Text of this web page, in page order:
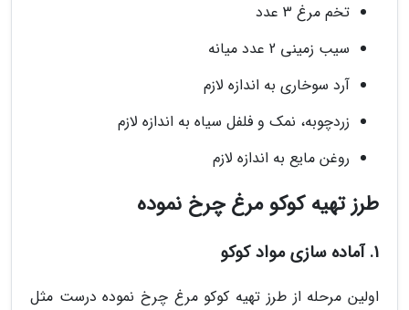
تخم مرغ 3 عدد
سیب زمینی 2 عدد میانه
آرد سوخاری به اندازه لازم
زردچوبه، نمک و فلفل سیاه به اندازه لازم
روغن مایع به اندازه لازم
طرز تهیه کوکو مرغ چرخ نموده
1. آماده سازی مواد کوکو
اولین مرحله از طرز تهیه کوکو مرغ چرخ نموده درست مثل